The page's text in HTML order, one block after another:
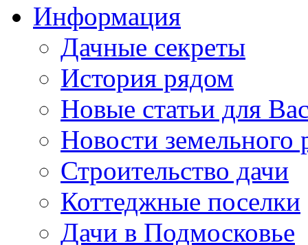
Информация
Дачные секреты
История рядом
Новые статьи для
Новости земельного
Строительство дачи
Коттеджные поселки
Дачи в Подмосковье